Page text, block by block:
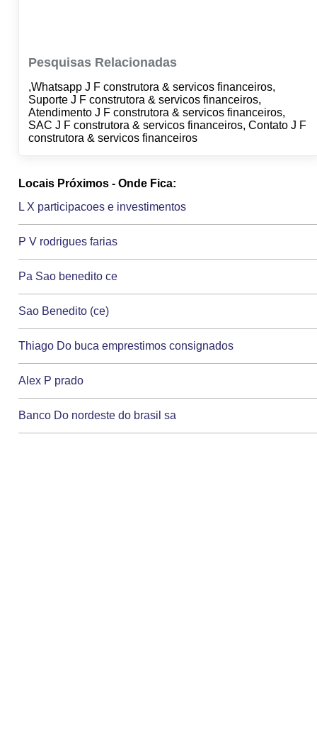
Pesquisas Relacionadas
,Whatsapp J F construtora & servicos financeiros,
Suporte J F construtora & servicos financeiros,
Atendimento J F construtora & servicos financeiros,
SAC J F construtora & servicos financeiros, Contato J F
construtora & servicos financeiros
Locais Próximos - Onde Fica:
L X participacoes e investimentos
P V rodrigues farias
Pa Sao benedito ce
Sao Benedito (ce)
Thiago Do buca emprestimos consignados
Alex P prado
Banco Do nordeste do brasil sa